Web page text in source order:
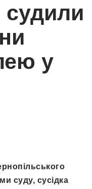
судили
у
суду, сусідка